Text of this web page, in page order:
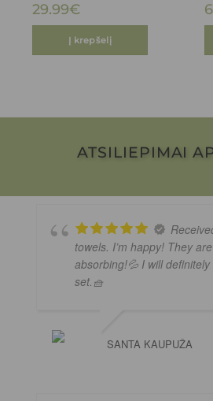
29.99€
Į krepšelį
ATSILIEPIMAI
towels. I’m happy! They
absorbing!💦 I will
set.🧺
SANTA KAUPUŽA